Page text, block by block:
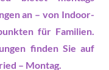
an – von Indoor-
für Familien.
finden Sie auf
– Montag.